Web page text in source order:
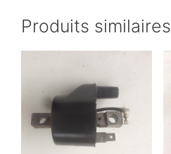
Produits similaires